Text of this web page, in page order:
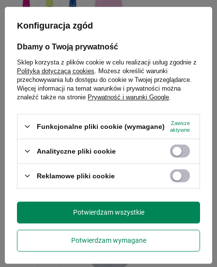
Butelka na wodę Contigo Swish 500ml - Magenta
Model: Swish
49,99 zł / szt.
Najniższa cena produktu w okresie 30 dni przed
Cena regularna:89,99 zł-44%
CHWILOWO NIEDOSTĘPNY
Konfiguracja zgód
Dbamy o Twoją prywatność
Sklep korzysta z plików cookie w celu realizacji usług zgodnie z
Polityką dotyczącą cookies . Możesz określić warunki
przechowywania lub dostępu do cookie w Twojej przeglądarce.
Więcej informacji na temat warunków i prywatności można
znaleźć także na stronie Prywatność i warunki Google
Funkcjonalne pliki cookie (wymagane)
Zawsze
aktywne
Analityczne pliki cookie
Reklamowe pliki cookie
Potwierdzam wymagane
Potwierdzam wszystkie